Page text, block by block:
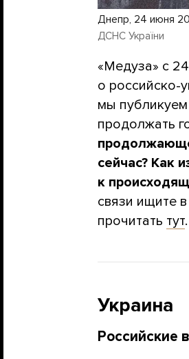
Днепр, 24 июня
ДСНС України
«Медуза» с
о российско-
мы
продолжать
сейчас? Как
к
связи ищите
прочитать тут.
Украина
Российские